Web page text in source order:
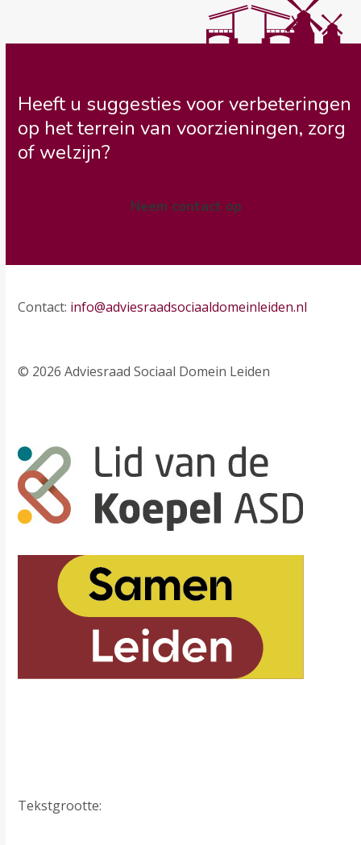
Heeft u suggesties voor verbeteringen
op het terrein van voorzieningen, zorg
of welzijn?
Neem contact op
Contact: info@adviesraadsociaaldomeinleiden.nl
© 2026 Adviesraad Sociaal Domein Leiden
Tekstgrootte: